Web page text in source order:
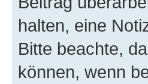
halten, eine
Bitte beachte,
können, wenn